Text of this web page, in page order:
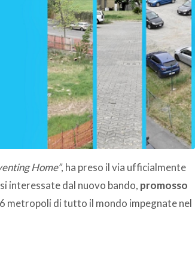
Home”, ha preso il via ufficialmente
interessate dal nuovo bando, promosso
metropoli di tutto il mondo impegnate nel